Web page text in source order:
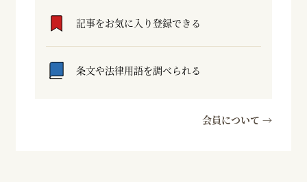
記事をお気に入り登録できる
条文や法律用語を調べられる
会員について →